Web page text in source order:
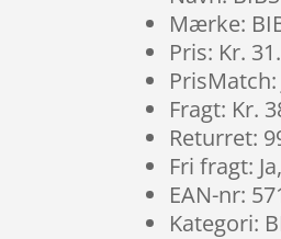
Mærke:
Pris: Kr.
PrisMatch:
Fragt: Kr.
Returret:
Fri fragt:
EAN-nr:
Kategori: